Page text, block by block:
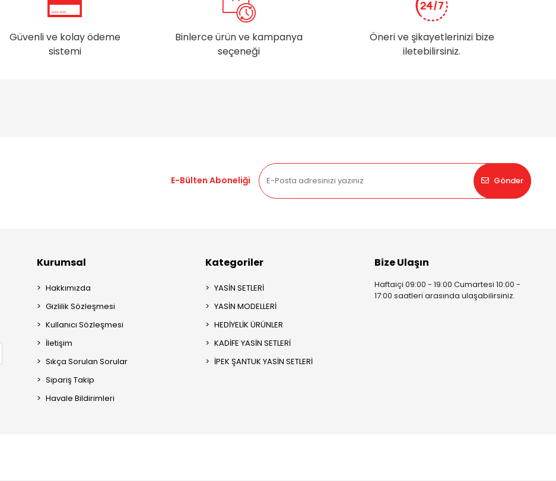
Güvenli ve kolay ödeme
sistemi
Binlerce ürün ve kampanya
seçeneği
Öneri ve şikayetlerinizi bize
iletebilirsiniz.
E-Bülten Aboneliği
Gönder
Kurumsal
Hakkımızda
Gizlilik Sözleşmesi
Kullanıcı Sözleşmesi
İletişim
Sıkça Sorulan Sorular
Sipariş Takip
Havale Bildirimleri
Kategoriler
YASİN SETLERİ
YASİN MODELLERİ
HEDİYELİK ÜRÜNLER
KADİFE YASİN SETLERİ
İPEK ŞANTUK YASİN SETLERİ
Bize Ulaşın
Haftaiçi 09:00 - 19:00 Cumartesi 10:00 -
17:00 saatleri arasında ulaşabilirsiniz.